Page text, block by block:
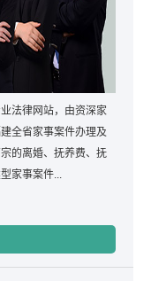
法律网站，由资深家
全省家事案件办理及
的离婚、抚养费、抚
家事案件...